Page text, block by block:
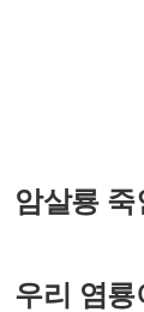
암살룡
우리 염